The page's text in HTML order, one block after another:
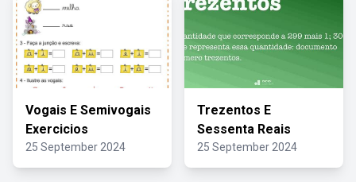
Vogais E Semivogais
Exercicios
25 September 2024
Trezentos E
Sessenta Reais
25 September 2024